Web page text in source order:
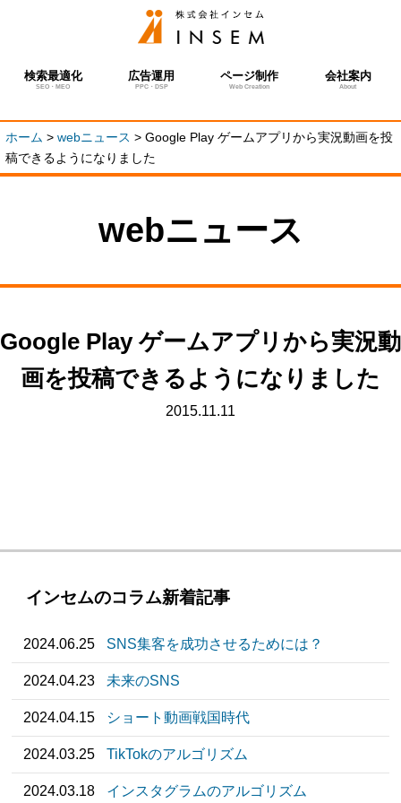
検索最適化
SEO・MEO
広告運用
PPC・DSP
ページ制作
Web Creation
会社案内
About
ホーム > webニュース > Google Play ゲームアプリから実況動画を投
稿できるようになりました
webニュース
Google Play ゲームアプリから実況動
画を投稿できるようになりました
2015.11.11
インセムのコラム新着記事
2024.06.25 SNS集客を成功させるためには？
2024.04.23 未来のSNS
2024.04.15 ショート動画戦国時代
2024.03.25 TikTokのアルゴリズム
2024.03.18 インスタグラムのアルゴリズム